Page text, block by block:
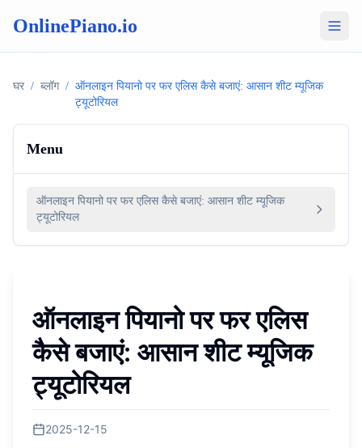
OnlinePiano.io
घर / ब्लॉग / ऑनलाइन पियानो पर फर एलिस कैसे बजाएं: आसान शीट म्यूजिक
ट्यूटोरियल
Menu
ऑनलाइन पियानो पर फर एलिस कैसे बजाएं: आसान शीट म्यूजिक
ट्यूटोरियल
ऑनलाइन पियानो पर फर एलिस
कैसे बजाएं: आसान शीट म्यूजिक
ट्यूटोरियल
2025-12-15